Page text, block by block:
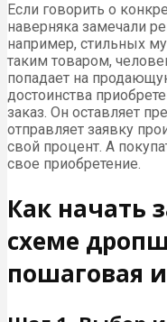
Если говорить о
наверняка замечали
например, стильных
таким товаром,
попадает на
достоинства
заказ. Он оставляет
отправляет заявку
свой процент. А
свое приобретение.
Как начать
схеме
пошаговая